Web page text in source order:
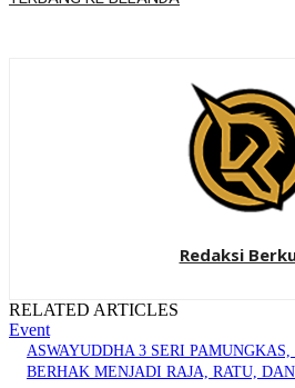
Redaksi
RELATED ARTICLES
Event
ASWAYUDDHA 3 SERI
BERHAK MENJADI RAJA, RATU,